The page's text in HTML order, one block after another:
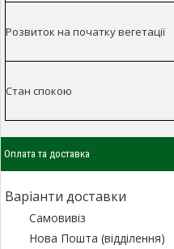
Розвиток на початку вегетації
Стан спокою
Оплата та доставка
Варіанти доставки
Самовивіз
Нова Пошта (відділення)